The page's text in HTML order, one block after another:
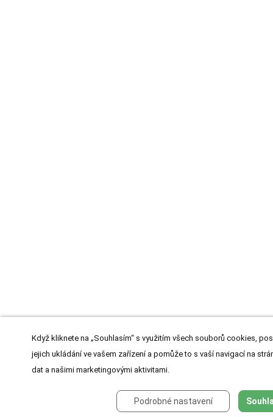
Když kliknete na „Souhlasím“ s využitím všech souborů cookies,
jejich ukládání ve vašem zařízení a pomůže to s vaší navigací na
dat a našimi marketingovými aktivitami.
Podrobné nastavení